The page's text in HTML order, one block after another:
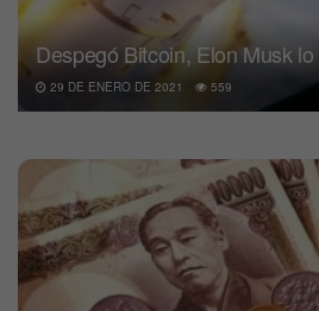
Despegó Bitcoin, Elon Musk
29 DE ENERO DE 2021 559